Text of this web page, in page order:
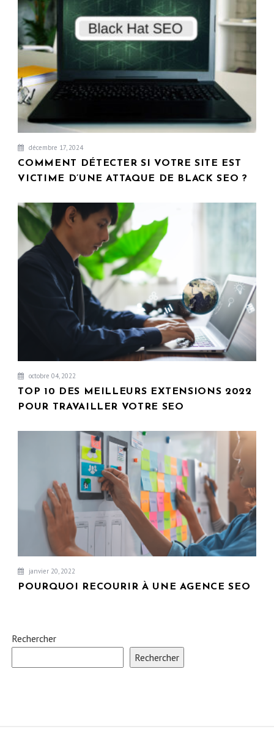
décembre 17, 2024
COMMENT DÉTECTER SI VOTRE SITE EST
VICTIME D’UNE ATTAQUE DE BLACK SEO ?
octobre 04, 2022
TOP 10 DES MEILLEURS EXTENSIONS 2022
POUR TRAVAILLER VOTRE SEO
janvier 20, 2022
POURQUOI RECOURIR À UNE AGENCE SEO
Rechercher
Rechercher